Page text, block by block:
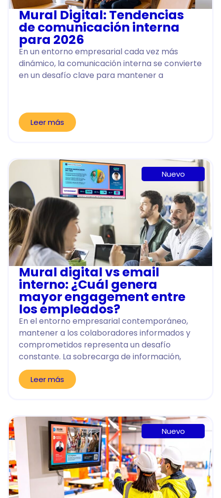
Mural Digital: Tendencias
de comunicación interna
para 2026
En un entorno empresarial cada vez más
dinámico, la comunicación interna se convierte
en un desafío clave para mantener a
Leer más
Nuevo
Mural digital vs email
interno: ¿Cuál genera
mayor engagement entre
los empleados?
En el entorno empresarial contemporáneo,
mantener a los colaboradores informados y
comprometidos representa un desafío
constante. La sobrecarga de información,
Leer más
Nuevo